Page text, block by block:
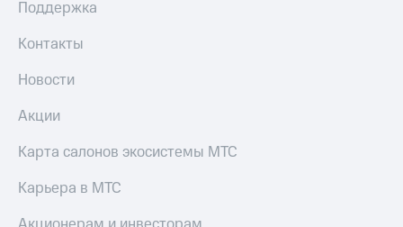
Поддержка
Контакты
Новости
Акции
Карта салонов экосистемы МТС
Карьера в МТС